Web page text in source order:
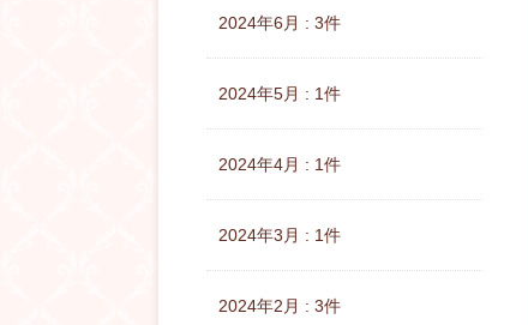
2024年6月 : 3件
2024年5月 : 1件
2024年4月 : 1件
2024年3月 : 1件
2024年2月 : 3件